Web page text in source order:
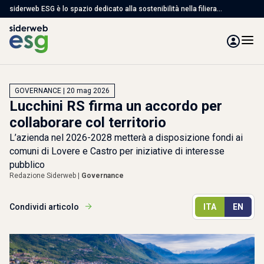
siderweb ESG è lo spazio dedicato alla sostenibilità nella filiera
dell'acciaio, con articoli, studi e servizi per affrontare le sfide ambientali,
sociali e di governance
GOVERNANCE | 20 mag 2026
Lucchini RS firma un accordo per
collaborare col territorio
L’azienda nel 2026-2028 metterà a disposizione fondi ai
comuni di Lovere e Castro per iniziative di interesse
pubblico
Redazione Siderweb | Governance
Condividi articolo ITA EN